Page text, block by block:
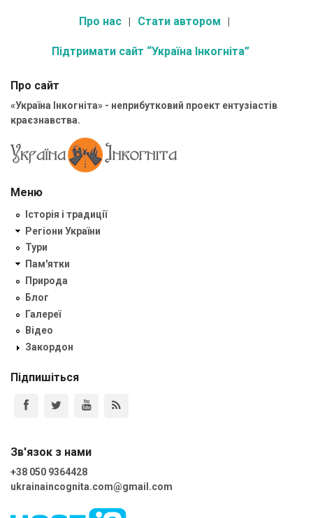
Про нас Стати автором
Підтримати сайт “Україна Інкогніта”
Про сайт
«Україна Інкогніта» - неприбутковий проект ентузіастів
краєзнавства.
Меню
Історія і традиції
Регіони України
Тури
Пам'ятки
Природа
Блог
Галереї
Відео
Закордон
Підпишіться
Зв'язок з нами
+38 050 9364428
ukrainaincognita.com@gmail.com